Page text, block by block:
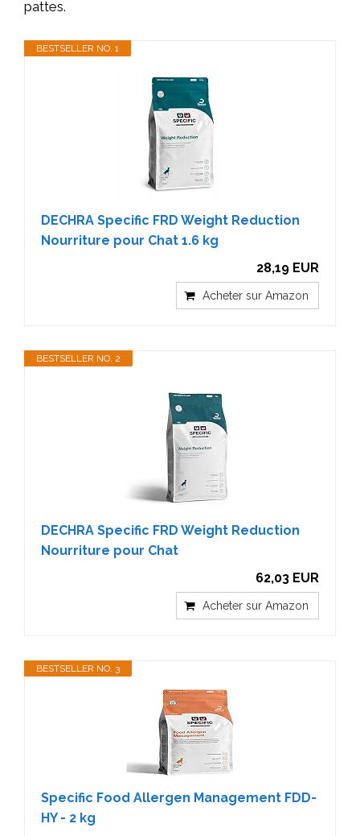
pattes.
BESTSELLER NO. 1
DECHRA Specific FRD Weight Reduction
Nourriture pour Chat 1.6 kg
28,19 EUR
Acheter sur Amazon
BESTSELLER NO. 2
DECHRA Specific FRD Weight Reduction
Nourriture pour Chat
62,03 EUR
Acheter sur Amazon
BESTSELLER NO. 3
Specific Food Allergen Management FDD-
HY - 2 kg